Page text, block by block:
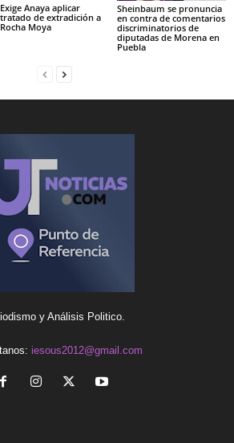
Exige Anaya aplicar
tratado de extradición a
Rocha Moya
Sheinbaum se pronuncia
en contra de comentarios
discriminatorios de
diputadas de Morena en
Puebla
y Análisis Politico.
iesous2012@gmail.com